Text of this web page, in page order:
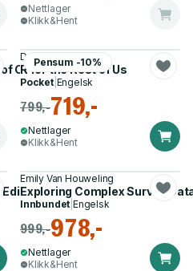
Nettlager
Klikk&Hent
Computer Science
Pensum -10%
David Keyes
R for the Rest of Us
Pocket| Engelsk
799,-719,-
Nettlager
Klikk&Hent
Edition
Emily Van Houweling
Exploring Complex Survey
Innbundet |Engelsk
999,-978,-
Nettlager
Klikk&Hent